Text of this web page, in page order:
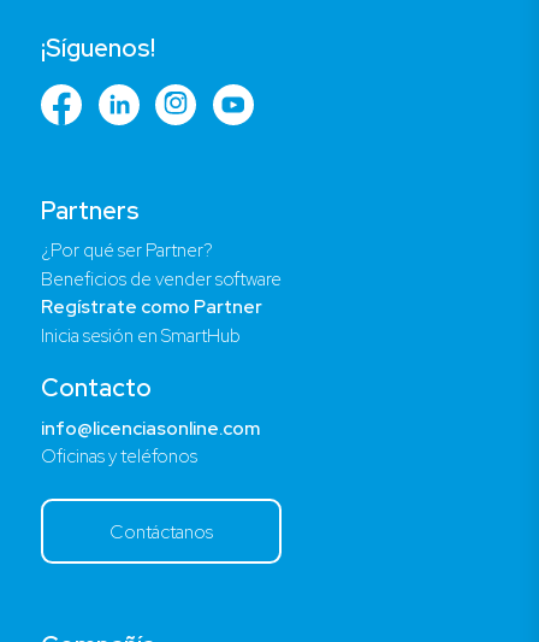
Partners
¿Por qué ser Partner?
Beneficios de vender software
Regístrate como Partner
Inicia sesión en SmartHub
Contacto
info@licenciasonline.com
Oficinas y teléfonos
Contáctanos
¡Síguenos!